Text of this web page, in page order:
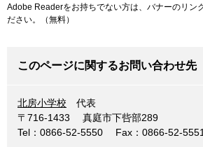
Adobe Readerをお持ちでない方は、バナーのリン
ださい。（無料）
このページに関するお問い合わせ先
北房小学校
代表
〒716-1433
真庭市下呰部289
Tel：0866-52-5550
Fax：0866-52-5551